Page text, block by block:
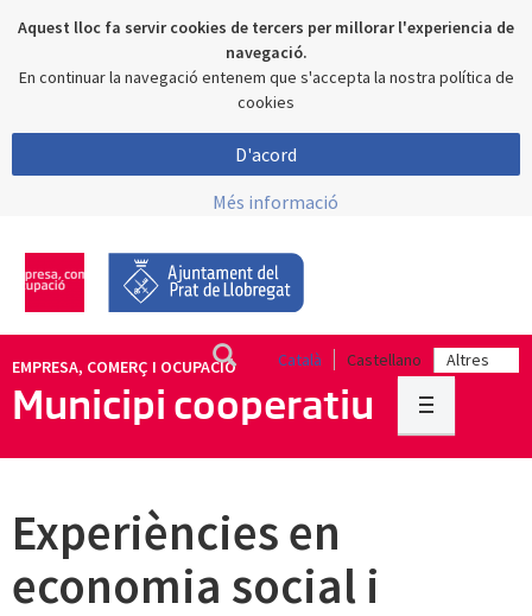
Aquest lloc fa servir cookies de tercers per millorar l'experiencia de
navegació.
En continuar la navegació entenem que s'accepta la nostra política de
cookies
D'acord
Més informació
Català Castellano
EMPRESA, COMERÇ I OCUPACIÓ
Municipi cooperatiu
Experiències en
economia social i